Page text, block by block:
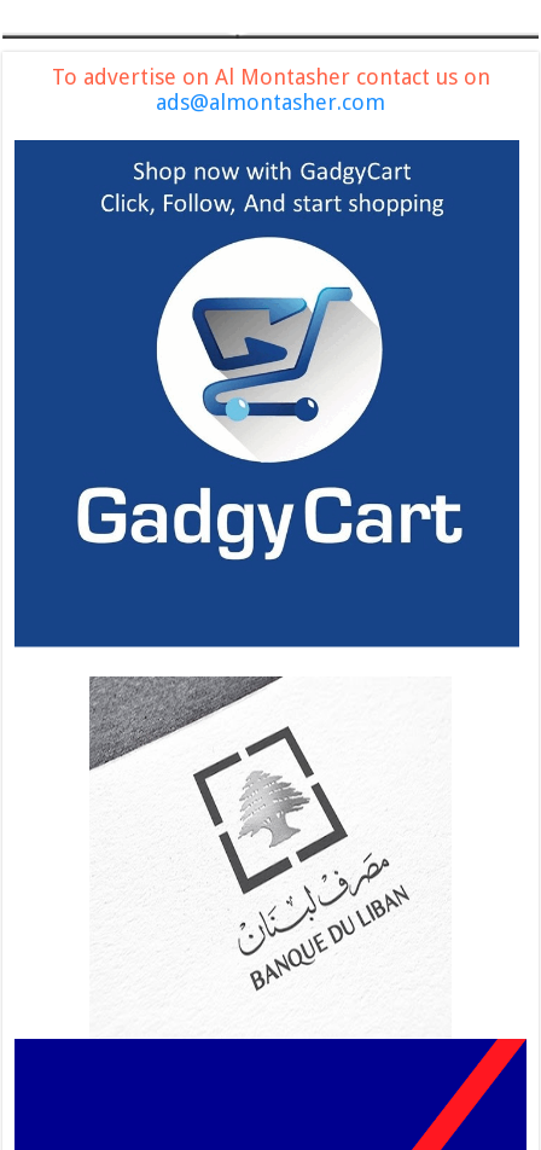
To advertise on Al Montasher contact us on
ads@almontasher.com